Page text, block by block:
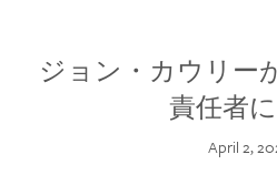
ジョン・カウリー
責任者
April 2,